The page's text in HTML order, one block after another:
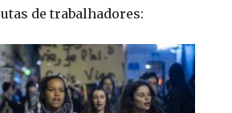
de trabalhadores: